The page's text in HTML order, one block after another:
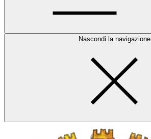
Nascondi la navigazione